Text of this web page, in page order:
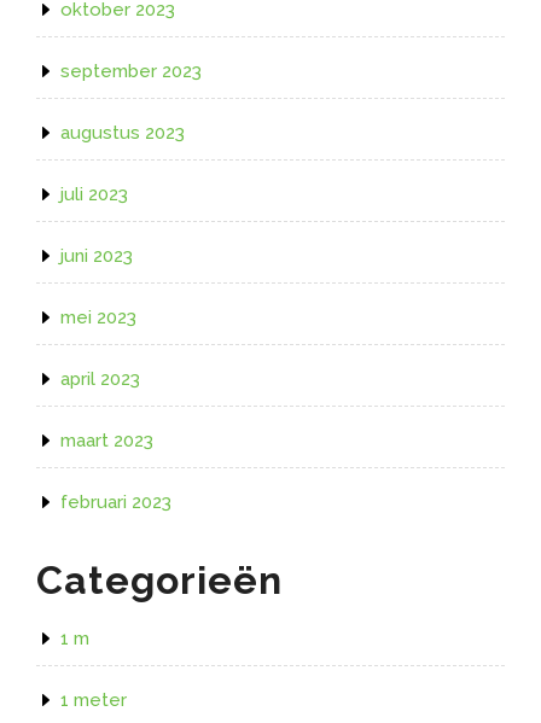
oktober 2023
september 2023
augustus 2023
juli 2023
juni 2023
mei 2023
april 2023
maart 2023
februari 2023
Categorieën
1 m
1 meter